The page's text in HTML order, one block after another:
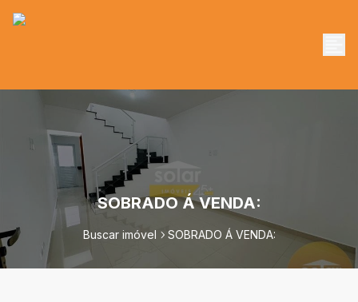
SOBRADO Á VENDA:
Buscar imóvel SOBRADO Á VENDA: